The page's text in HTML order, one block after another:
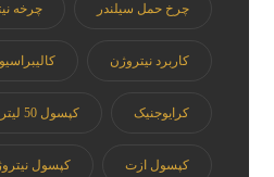
چرخ حمل سیلندر چرخه
کاربرد نیتروژن
کرایوجنیک کپسول 50 لیتری نیتروژن
کپسول ازت کپسول